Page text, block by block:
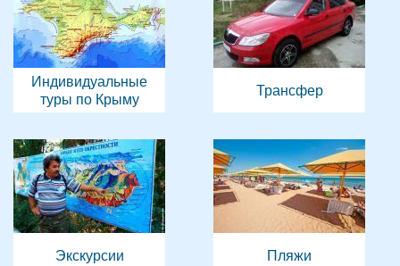
Индивидуальные
туры по Крыму
Трансфер
Экскурсии Пляжи